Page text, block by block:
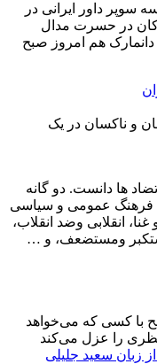
سوپر داور ایرانی در
در حسرت مدال
دانمارک هم امروز صبح
و ناکسان در یک
ها دانست. دو گانه
فرهنگ عمومی و سیاسی
انقلابی وضد انقلاب،
ومستضعف، و …
با کسی که می‌خواهد
را عزل می‌کند
زبان سعید جلیلی